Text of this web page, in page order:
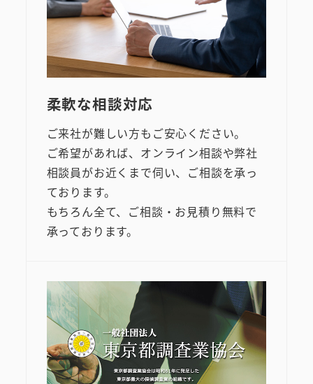
柔軟な相談対応
ご来社が難しい方もご安心ください。
ご希望があれば、オンライン相談や弊社
相談員がお近くまで伺い、ご相談を承っ
ております。
もちろん全て、ご相談・お見積り無料で
承っております。